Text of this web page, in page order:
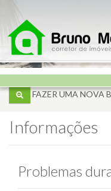
FAZER UMA NOVA
Informações
Problemas